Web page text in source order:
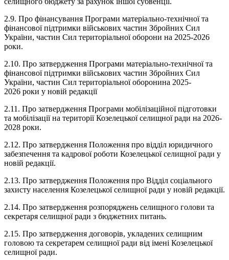
2.9. Про фінансування Програми матеріально-технічної та
фінансової підтримки військових частин Збройних Сил
України, частин Сил територіальної оборони на 2025-2026
роки.
2.10. Про затвердження Програми матеріально-технічної та
фінансової підтримки військових частин Збройних Сил
України, частин Сил територіальної оборонина 2025-
2026 роки у новій редакції
2.11. Про затвердження Програми мобілізаційної підготовки
та мобілізації на території Козелецької селищної ради на 2026-
2028 роки.
2.12. Про затвердження Положення про відділ юридичного
забезпечення та кадрової роботи Козелецької селищної ради у
новій редакції.
2.13. Про затвердження Положення про Відділ соціального
захисту населення Козелецької селищної ради у новій редакції.
2.14. Про затвердження розпоряджень селищного голови та
секретаря селищної ради з бюджетних питань.
2.15. Про затвердження договорів, укладених селищним
головою та секретарем селищної ради від імені Козелецької
селищної ради.